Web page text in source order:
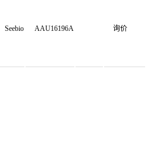
Seebio AAU16196A 询价